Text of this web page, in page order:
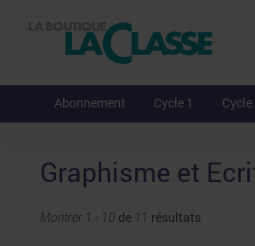
Abonnement Cycle 1 Cycle
Graphisme et
Montrer 1 - 10 de 11 résultats